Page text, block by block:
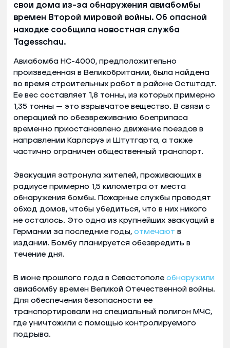
свои дома из-за обнаружения авиабомбы
времен Второй мировой войны. Об опасной
находке сообщила новостная служба
Tagesschau.
Авиабомба HC-4000, предположительно
произведенная в Великобритании, была найдена
во время строительных работ в районе Остштадт.
Ее вес составляет 1,8 тонны, из которых примерно
1,35 тонны — это взрывчатое вещество. В связи с
операцией по обезвреживанию боеприпаса
временно приостановлено движение поездов в
направлении Карлсруэ и Штутгарта, а также
частично ограничен общественный транспорт.
Эвакуация затронула жителей, проживающих в
радиусе примерно 1,5 километра от места
обнаружения бомбы. Пожарные службы проводят
обход домов, чтобы убедиться, что в них никого
не осталось. Это одна из крупнейших эвакуаций в
Германии за последние годы, отмечают в
издании. Бомбу планируется обезвредить в
течение дня.
В июне прошлого года в Севастополе обнаружили
авиабомбу времен Великой Отечественной войны.
Для обеспечения безопасности ее
транспортировали на специальный полигон МЧС,
где уничтожили с помощью контролируемого
подрыва.